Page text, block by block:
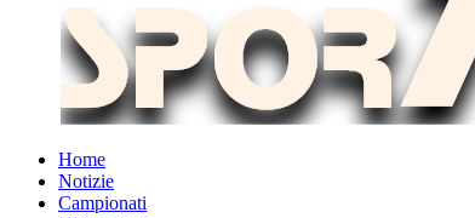
Home
Notizie
Campionati